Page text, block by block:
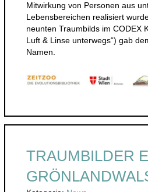
Mitwirkung von Personen aus
Lebensbereichen realisiert
neunten Traumbilds im CODEX
Luft & Linse unterwegs“) gab
Namen.
TRAUMBILDER